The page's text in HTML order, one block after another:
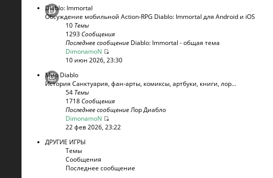
Diablo: Immortal
Обсуждение мобильной Action-RPG Diablo: Immortal для Android и iOS
10 Темы
1293Сообщения
Последнее сообщение Diablo: Immortal - общая тема
DimonamoN
10 июн 2026, 23:30
Мир Diablo
История Санктуария, фан-арты, комиксы, артбуки, книги, лор...
54 Темы
1718Сообщения
Последнее сообщениеЛор Диабло
DimonamoN
22 фев 2026, 23:22
ДРУГИЕ ИГРЫ
Темы
Сообщения
Последнее сообщение